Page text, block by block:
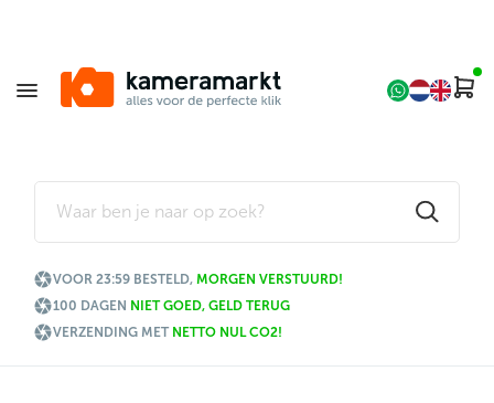
VOOR 23:59 BESTELD, MORGEN VERSTUURD!
100 DAGEN NIET GOED, GELD TERUG
VERZENDING MET NETTO NUL CO2!